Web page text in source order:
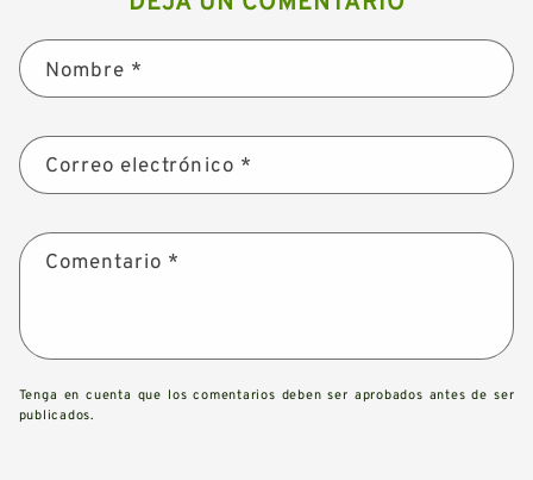
Nombre *
Correo electrónico *
Comentario *
Tenga en cuenta que los comentarios deben ser aprobados antes de ser
publicados.